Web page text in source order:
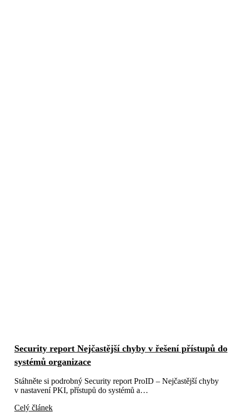
Security report Nejčastější chyby v řešení přístupů do
systémů organizace
Stáhněte si podrobný Security report ProID – Nejčastější chyby
v nastavení PKI, přístupů do systémů a…
Celý článek